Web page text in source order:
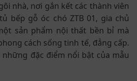
nhà, nơi gắn kết các thành viên
bếp gỗ óc chó ZTB 01, gia chủ
sản phẩm nội thất bền bỉ mà
cách sống tinh tế, đẳng cấp.
đặc điểm nổi bật của mẫu